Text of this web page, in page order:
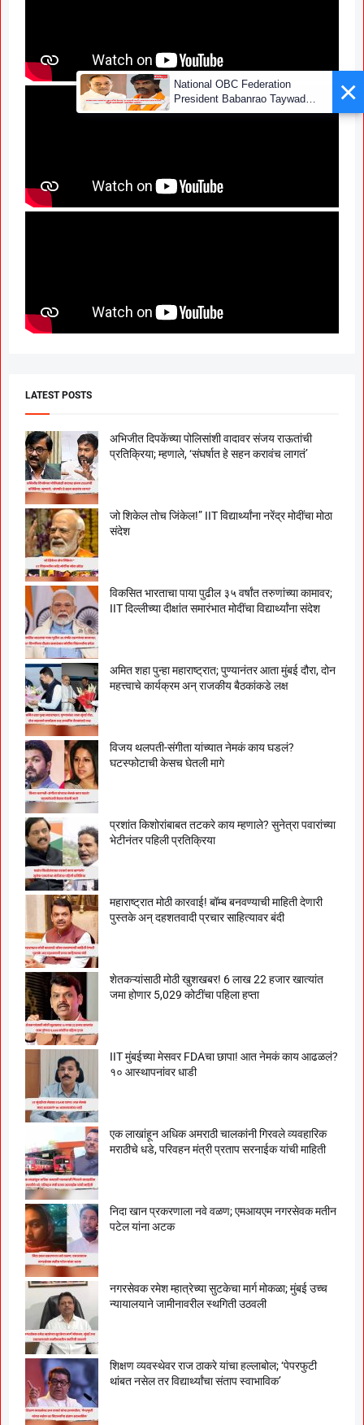
LATEST POSTS
अभिजीत दिपकेंच्या पोलिसांशी वादावर संजय राऊतांची
प्रतिक्रिया; म्हणाले, ‘संघर्षात हे सहन करावंच लागतं’
जो शिकेल तोच जिंकेल!” IIT विद्यार्थ्यांना नरेंद्र मोदींचा मोठा
संदेश
विकसित भारताचा पाया पुढील ३५ वर्षांत तरुणांच्या कामावर;
IIT दिल्लीच्या दीक्षांत समारंभात मोदींचा विद्यार्थ्यांना संदेश
अमित शहा पुन्हा महाराष्ट्रात; पुण्यानंतर आता मुंबई दौरा, दोन
महत्त्वाचे कार्यक्रम अन् राजकीय बैठकांकडे लक्ष
विजय थलपती-संगीता यांच्यात नेमकं काय घडलं?
घटस्फोटाची केसच घेतली मागे
प्रशांत किशोरांबाबत तटकरे काय म्हणाले? सुनेत्रा पवारांच्या
भेटीनंतर पहिली प्रतिक्रिया
महाराष्ट्रात मोठी कारवाई! बॉम्ब बनवण्याची माहिती देणारी
पुस्तके अन् दहशतवादी प्रचार साहित्यावर बंदी
शेतकऱ्यांसाठी मोठी खुशखबर! 6 लाख 22 हजार खात्यांत
जमा होणार 5,029 कोटींचा पहिला हप्ता
IIT मुंबईच्या मेसवर FDAचा छापा! आत नेमकं काय आढळलं?
१० आस्थापनांवर धाडी
एक लाखांहून अधिक अमराठी चालकांनी गिरवले व्यवहारिक
मराठीचे धडे, परिवहन मंत्री प्रताप सरनाईक यांची माहिती
निदा खान प्रकरणाला नवे वळण; एमआयएम नगरसेवक मतीन
पटेल यांना अटक
नगरसेवक रमेश म्हात्रेच्या सुटकेचा मार्ग मोकळा; मुंबई उच्च
न्यायालयाने जामीनावरील स्थगिती उठवली
शिक्षण व्यवस्थेवर राज ठाकरे यांचा हल्लाबोल; ‘पेपरफुटी
थांबत नसेल तर विद्यार्थ्यांचा संताप स्वाभाविक’
×
National OBC Federation
President Babanrao Taywade
Claims Only 27 Kunbi